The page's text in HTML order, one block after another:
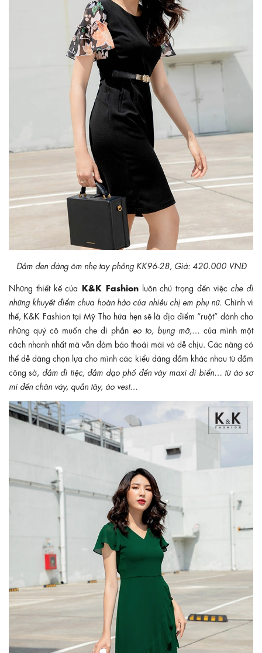
Đầm đen dáng ôm nhẹ tay phồng KK96-28, Giá: 420.000 VNĐ
Những thiết kế của K&K Fashionluôn chú trọng đến việc che đi
những khuyết điểm chưa hoàn hảo của nhiều chị em phụ nữ. Chình vì
thế, K&K Fashion tại Mỹ Tho hứa hẹn sẽ là địa điểm “ruột” dành cho
những quý cô muốn che đi phần eo to, bụng mỡ,
… của mình một
cách nhanh nhất mà vẫn đảm bảo thoải mái và dễ chịu. Các nàng có
thể dễ dàng chọn lựa cho mình các kiểu dáng đầm khác nhau từ đầm
công sở, đầm đi tiệc, đầm dạo phố đến váy maxi đi biển… từ áo sơ
mi đến chân váy, quần tây, áo vest…